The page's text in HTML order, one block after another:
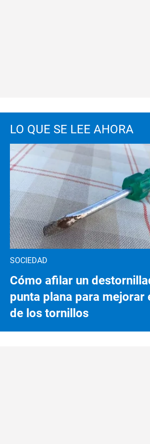
LO QUE SE LEE AHORA
SOCIEDAD
Cómo afilar un
punta plana para mejorar
de los tornillos